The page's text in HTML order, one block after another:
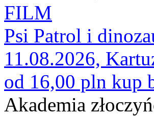
FILM
Psi Patrol i
11.08.2026,
od 16,00 pln kup
Akademia